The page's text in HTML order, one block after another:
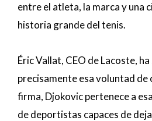
entre el atleta, la marca y una
historia grande del tenis.
Éric Vallat, CEO de Lacoste,
precisamente esa voluntad de
firma, Djokovic pertenece a
de deportistas capaces de